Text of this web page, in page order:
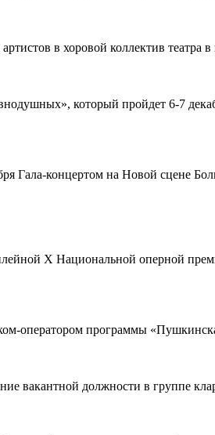
в хоровой коллектив театра
который пройдет 6-7
Гала-концертом на Новой сцене
Х Национальной оперной
оператором программы
вакантной должности в группе